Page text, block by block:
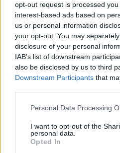
opt-out request is processed
interest-based ads based on
us or personal information
your opt-out. You may
disclosure of your personal
IAB’s list of downstream
also be disclosed by us to third
Downstream Participants that
Please note that this website/
not limited to your visit or usage
grant or deny consent to Google
use your data for below
Personal Data Processing
I want to opt-out of the
personal data.
Opted In
Hódi Pamela spórol, ahol
nagybevásárlást sem
A spórolás szinte mindennapi
időben. A megemelkedett
húznak egyet a nadrágszíjon,
feltétlenül kellett
alapvetően spórolósnak vallja
gazdálkodni.